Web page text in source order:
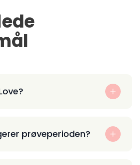
prøveperioden?